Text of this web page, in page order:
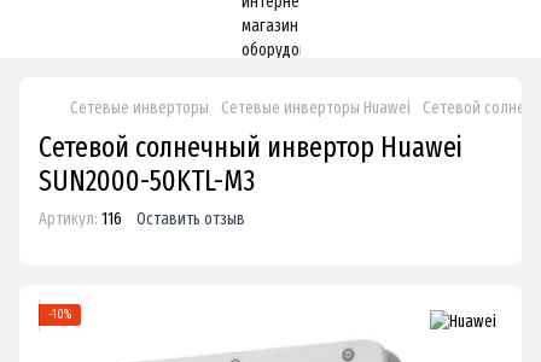
Сетевые инверторы Сетевые инверторы Huawei Сетевой
Сетевой солнечный инвертор Huawei
SUN2000-50KTL-M3
Артикул: 116 Оставить отзыв
−10%